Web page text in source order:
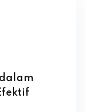
dalam